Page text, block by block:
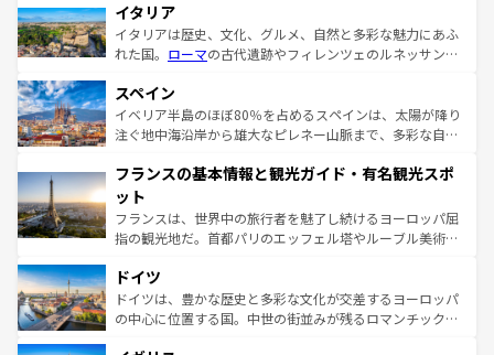
イタリア
イタリアは歴史、文化、グルメ、自然と多彩な魅力にあふ
れた国。 ローマの古代遺跡やフィレンツェのルネッサンス
ろん、トスカーナの美しい田園風景やアマルフィ海岸の絶
景など、自然景観も見逃せない。観光の合間には、本場の
ピザやパスタなど、絶品のイタリア料理を堪能することも
ませてくれるイタリアで、忘れられない旅をしてみよう！
なお、新着のイタリア情報は
しい。
スペイン
イベリア半島のほぼ80％を占めるスペインは、太陽が降り
注ぐ地中海沿岸から雄大なピレネー山脈まで、多彩な自然
文化が根付くこの国では、情熱的なフラメンコ、熱気あふ
れる闘牛、そして美味しいタパスが生活の一部となってい
る。首都マドリードの洗練された雰囲気や、バルセロナの
アートに溢れた街角から、地方では古代ローマ遺跡や中世
せる。地方によって風土や気候が異なるスペインはその個
性で訪れる人を魅了する。 なお、新着のスペイン情報は コ
ンテンツ一覧を参照してほしい。
フランスの基本情報と観光ガイド・有名観光スポ
ット
フランスは、世界中の旅行者を魅了し続けるヨーロッパ屈
指の観光地だ。首都パリのエッフェル塔やルーブル美術館
で、幅広い魅力が詰まっている。華麗な宮殿、歴史的な大
聖堂、美しいビーチ、そして豊かな自然が、訪れる者を心
から魅了する。また、フランスは美食の国としても知ら
ドイツ
ドイツは、豊かな歴史と多彩な文化が交差するヨーロッパ
の中心に位置する国。中世の街並みが残るロマンチック街